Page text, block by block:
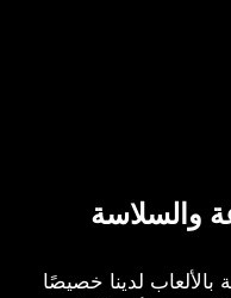
والسلاسة
بالألعاب لدينا خصيصًا